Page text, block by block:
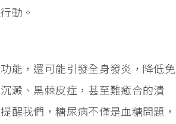
動。
能，還可能引發全身發炎，降低免
澱、黑棘皮症，甚至難癒合的潰
醒我們，糖尿病不僅是血糖問題，